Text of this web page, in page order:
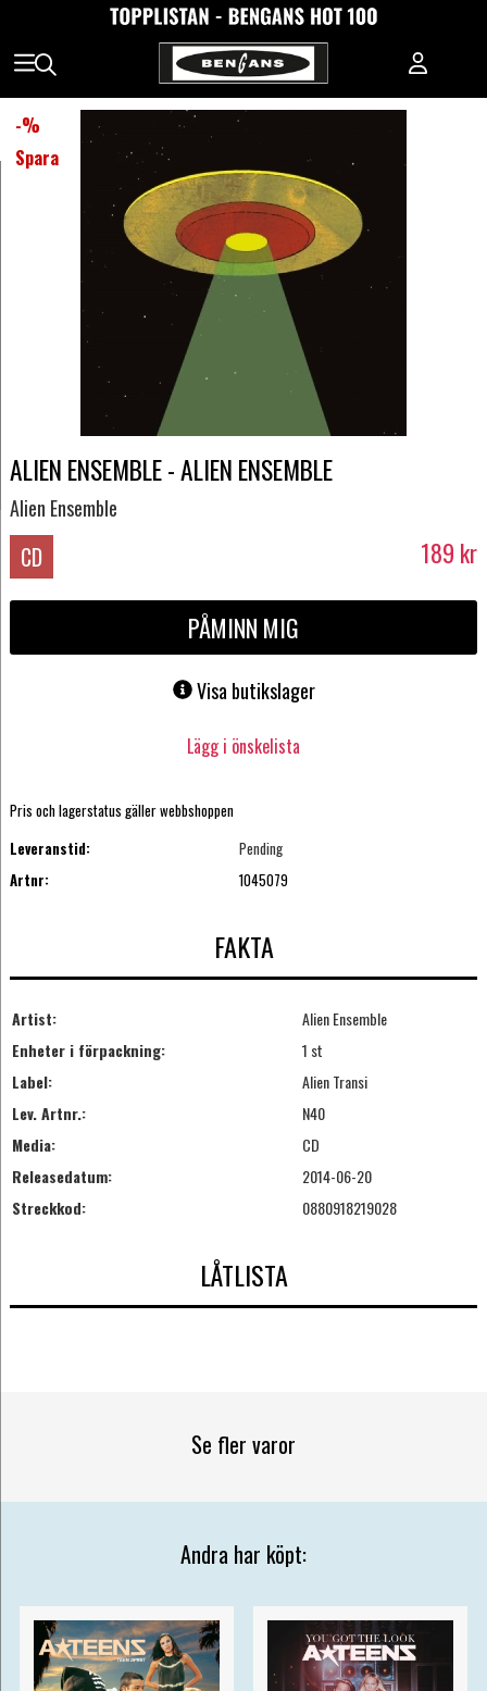
-%
Spara
ALIEN ENSEMBLE - ALIEN ENSEMBLE
Alien Ensemble
CD 189 kr
PÅMINN MIG
Visa butikslager
Lägg i önskelista
Pris och lagerstatus gäller webbshoppen
Leveranstid:
Pending
Artnr:
1045079
FAKTA
Artist:
Alien Ensemble
Enheter i förpackning:
1 st
Label:
Alien Transi
Lev. Artnr.:
N40
Media:
CD
Releasedatum:
2014-06-20
Streckkod:
0880918219028
LÅTLISTA
Se fler varor
Andra har köpt: